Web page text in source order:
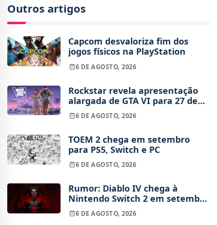
Outros artigos
Capcom desvaloriza fim dos
jogos físicos na PlayStation
6 DE AGOSTO, 2026
Rockstar revela apresentação
alargada de GTA VI para 27 de
agosto
6 DE AGOSTO, 2026
TOEM 2 chega em setembro
para PS5, Switch e PC
6 DE AGOSTO, 2026
Rumor: Diablo IV chega à
Nintendo Switch 2 em setembro
e vai custar o preço de um jogo
novo
6 DE AGOSTO, 2026